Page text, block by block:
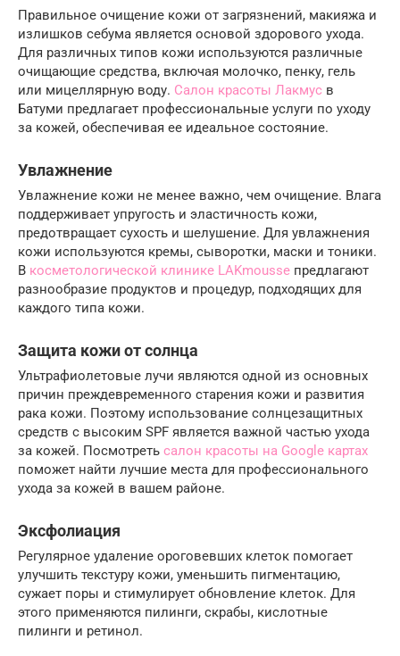
Правильное очищение кожи от загрязнений, макияжа и
излишков себума является основой здорового ухода.
Для различных типов кожи используются различные
очищающие средства, включая молочко, пенку, гель
или мицеллярную воду. Салон красоты Лакмус в
Батуми предлагает профессиональные услуги по уходу
за кожей, обеспечивая ее идеальное состояние.
Увлажнение
Увлажнение кожи не менее важно, чем очищение. Влага
поддерживает упругость и эластичность кожи,
предотвращает сухость и шелушение. Для увлажнения
кожи используются кремы, сыворотки, маски и тоники.
В косметологической клинике LAKmousse предлагают
разнообразие продуктов и процедур, подходящих для
каждого типа кожи.
Защита кожи от солнца
Ультрафиолетовые лучи являются одной из основных
причин преждевременного старения кожи и развития
рака кожи. Поэтому использование солнцезащитных
средств с высоким SPF является важной частью ухода
за кожей. Посмотреть салон красоты на Google картах
поможет найти лучшие места для профессионального
ухода за кожей в вашем районе.
Эксфолиация
Регулярное удаление ороговевших клеток помогает
улучшить текстуру кожи, уменьшить пигментацию,
сужает поры и стимулирует обновление клеток. Для
этого применяются пилинги, скрабы, кислотные
пилинги и ретинол.